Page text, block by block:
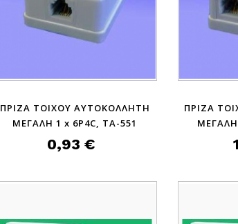
ΠΡΙΖΑ ΤΟΙΧΟΥ ΑΥΤΟΚΟΛΛΗΤΗ
ΜΕΓΑΛΗ 1 x 6P4C, TA-551
0,93 €
ΠΡΙΖΑ
ΜΕΓΑΛΗ